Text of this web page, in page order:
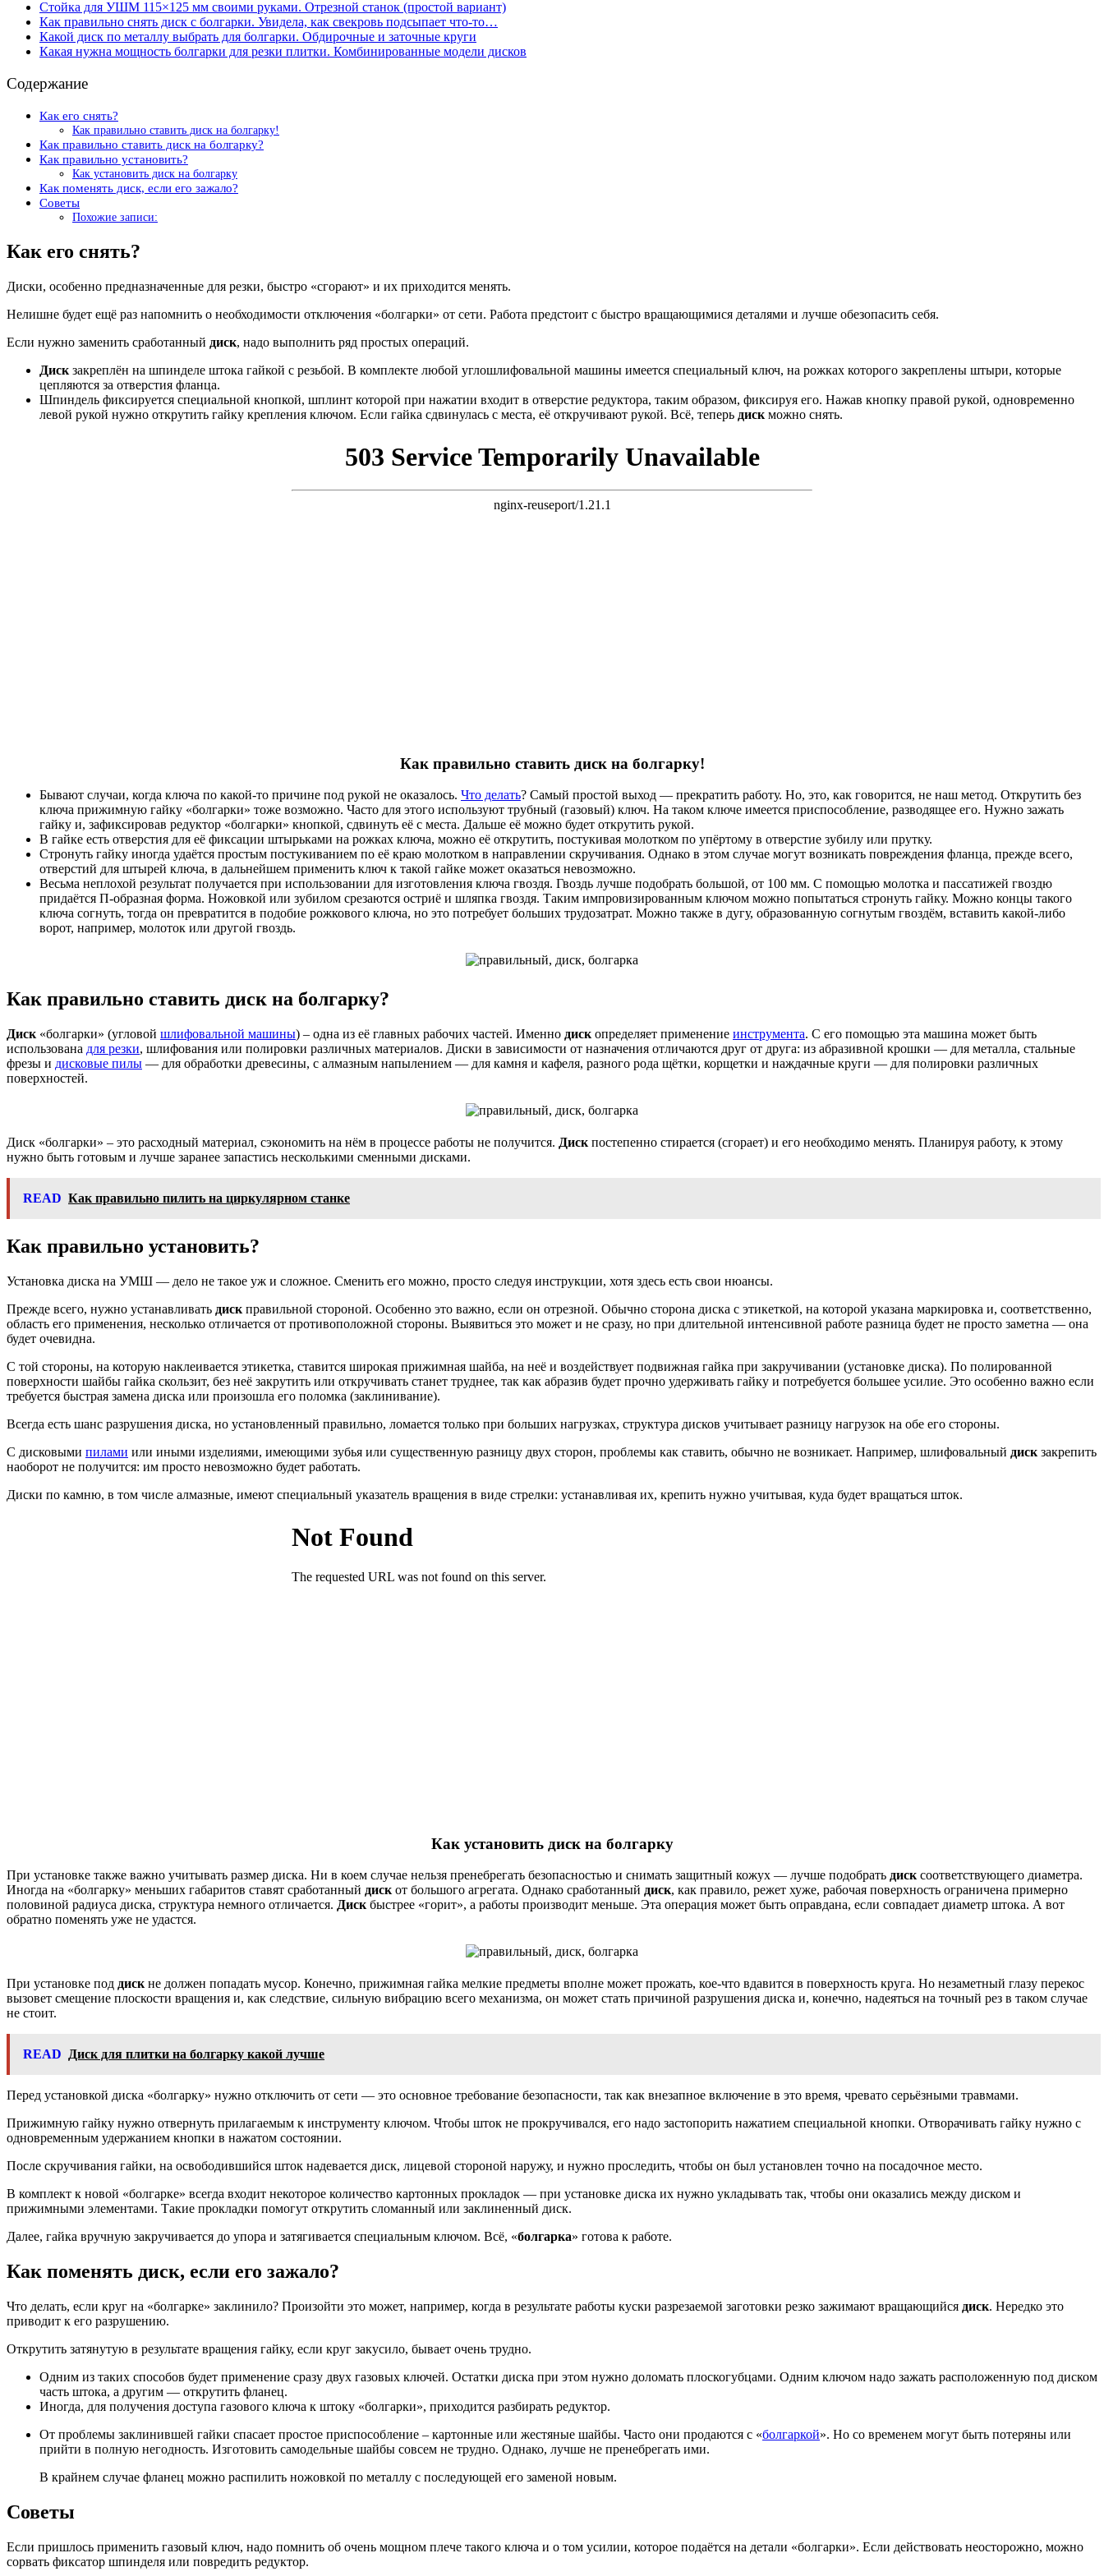
Стойка для УШМ 115×125 мм своими руками. Отрезной станок (простой вариант)
Как правильно снять диск с болгарки. Увидела, как свекровь подсыпает что-то…
Какой диск по металлу выбрать для болгарки. Обдирочные и заточные круги
Какая нужна мощность болгарки для резки плитки. Комбинированные модели дисков
Содержание
Как его снять?
Как правильно ставить диск на болгарку!
Как правильно ставить диск на болгарку?
Как правильно установить?
Как установить диск на болгарку
Как поменять диск, если его зажало?
Советы
Похожие записи:
Как его снять?
Диски, особенно предназначенные для резки, быстро «сгорают» и их приходится менять.
Нелишне будет ещё раз напомнить о необходимости отключения «болгарки» от сети. Работа предстоит с быстро вращающимися деталями и лучше обезопасить себя.
Если нужно заменить сработанный диск, надо выполнить ряд простых операций.
Диск закреплён на шпинделе штока гайкой с резьбой. В комплекте любой углошлифовальной машины имеется специальный ключ, на рожках которого закреплены штыри, которые
цепляются за отверстия фланца.
Шпиндель фиксируется специальной кнопкой, шплинт которой при нажатии входит в отверстие редуктора, таким образом, фиксируя его. Нажав кнопку правой рукой, одновременно
левой рукой нужно открутить гайку крепления ключом. Если гайка сдвинулась с места, её откручивают рукой. Всё, теперь диск можно снять.
Как правильно ставить дискна болгарку!
Бывают случаи, когда ключа по какой-то причине под рукой не оказалось. Что делать? Самый простой выход — прекратить работу. Но, это, как говорится, не наш метод. Открутить без
ключа прижимную гайку «болгарки» тоже возможно. Часто для этого используют трубный (газовый) ключ. На таком ключе имеется приспособление, разводящее его. Нужно зажать
гайку и, зафиксировав редуктор «болгарки» кнопкой, сдвинуть её с места. Дальше её можно будет открутить рукой.
В гайке есть отверстия для её фиксации штырьками на рожках ключа, можно её открутить, постукивая молотком по упёртому в отверстие зубилу или прутку.
Стронуть гайку иногда удаётся простым постукиванием по её краю молотком в направлении скручивания. Однако в этом случае могут возникать повреждения фланца, прежде всего,
отверстий для штырей ключа, в дальнейшем применить ключ к такой гайке может оказаться невозможно.
Весьма неплохой результат получается при использовании для изготовления ключа гвоздя. Гвоздь лучше подобрать большой, от 100 мм. С помощью молотка и пассатижей гвоздю
придаётся П-образная форма. Ножовкой или зубилом срезаются остриё и шляпка гвоздя. Таким импровизированным ключом можно попытаться стронуть гайку. Можно концы такого
ключа согнуть, тогда он превратится в подобие рожкового ключа, но это потребует больших трудозатрат. Можно также в дугу, образованную согнутым гвоздём, вставить какой-либо
ворот, например, молоток или другой гвоздь.
Как правильно ставить диск на болгарку?
Диск «болгарки» (угловой шлифовальной машины) – одна из её главных рабочих частей. Именно диск определяет применение инструмента. С его помощью эта машина может быть
использована для резки, шлифования или полировки различных материалов. Диски в зависимости от назначения отличаются друг от друга: из абразивной крошки — для металла, стальные
фрезы и дисковые пилы — для обработки древесины, с алмазным напылением — для камня и кафеля, разного рода щётки, корщетки и наждачные круги — для полировки различных
поверхностей.
Диск «болгарки» – это расходный материал, сэкономить на нём в процессе работы не получится. Диск постепенно стирается (сгорает) и его необходимо менять. Планируя работу, к этому
нужно быть готовым и лучше заранее запастись несколькими сменными дисками.
READ Как правильно пилить на циркулярном станке
Как правильно установить?
Установка диска на УМШ — дело не такое уж и сложное. Сменить его можно, просто следуя инструкции, хотя здесь есть свои нюансы.
Прежде всего, нужно устанавливать диск правильной стороной. Особенно это важно, если он отрезной. Обычно сторона диска с этикеткой, на которой указана маркировка и, соответственно,
область его применения, несколько отличается от противоположной стороны. Выявиться это может и не сразу, но при длительной интенсивной работе разница будет не просто заметна — она
будет очевидна.
С той стороны, на которую наклеивается этикетка, ставится широкая прижимная шайба, на неё и воздействует подвижная гайка при закручивании (установке диска). По полированной
поверхности шайбы гайка скользит, без неё закрутить или откручивать станет труднее, так как абразив будет прочно удерживать гайку и потребуется большее усилие. Это особенно важно если
требуется быстрая замена диска или произошла его поломка (заклинивание).
Всегда есть шанс разрушения диска, но установленный правильно, ломается только при больших нагрузках, структура дисков учитывает разницу нагрузок на обе его стороны.
С дисковыми пилами или иными изделиями, имеющими зубья или существенную разницу двух сторон, проблемы как ставить, обычно не возникает. Например, шлифовальный диск закрепить
наоборот не получится: им просто невозможно будет работать.
Диски по камню, в том числе алмазные, имеют специальный указатель вращения в виде стрелки: устанавливая их, крепить нужно учитывая, куда будет вращаться шток.
Как установить диск на болгарку
При установке также важно учитывать размер диска. Ни в коем случае нельзя пренебрегать безопасностью и снимать защитный кожух — лучше подобрать диск соответствующего диаметра.
Иногда на «болгарку» меньших габаритов ставят сработанный диск от большого агрегата. Однако сработанный диск, как правило, режет хуже, рабочая поверхность ограничена примерно
половиной радиуса диска, структура немного отличается. Диск быстрее «горит», а работы производит меньше. Эта операция может быть оправдана, если совпадает диаметр штока. А вот
обратно поменять уже не удастся.
При установке под диск не должен попадать мусор. Конечно, прижимная гайка мелкие предметы вполне может прожать, кое-что вдавится в поверхность круга. Но незаметный глазу перекос
вызовет смещение плоскости вращения и, как следствие, сильную вибрацию всего механизма, он может стать причиной разрушения диска и, конечно, надеяться на точный рез в таком случае
не стоит.
READ Диск для плитки на болгарку какой лучше
Перед установкой диска «болгарку» нужно отключить от сети — это основное требование безопасности, так как внезапное включение в это время, чревато серьёзными травмами.
Прижимную гайку нужно отвернуть прилагаемым к инструменту ключом. Чтобы шток не прокручивался, его надо застопорить нажатием специальной кнопки. Отворачивать гайку нужно с
одновременным удержанием кнопки в нажатом состоянии.
После скручивания гайки, на освободившийся шток надевается диск, лицевой стороной наружу, и нужно проследить, чтобы он был установлен точно на посадочное место.
В комплект к новой «болгарке» всегда входит некоторое количество картонных прокладок — при установке диска их нужно укладывать так, чтобы они оказались между диском и
прижимными элементами. Такие прокладки помогут открутить сломанный или заклиненный диск.
Далее, гайка вручную закручивается до упора и затягивается специальным ключом. Всё, «болгарка» готова к работе.
Как поменять диск, если его зажало?
Что делать, если круг на «болгарке» заклинило? Произойти это может, например, когда в результате работы куски разрезаемой заготовки резко зажимают вращающийся диск. Нередко это
приводит к его разрушению.
Открутить затянутую в результате вращения гайку, если круг закусило, бывает очень трудно.
Одним из таких способов будет применение сразу двух газовых ключей. Остатки диска при этом нужно доломать плоскогубцами. Одним ключом надо зажать расположенную под диском
часть штока, а другим — открутить фланец.
Иногда, для получения доступа газового ключа к штоку «болгарки», приходится разбирать редуктор.
От проблемы заклинившей гайки спасает простое приспособление – картонные или жестяные шайбы. Часто они продаются с «болгаркой». Но со временем могут быть потеряны или
прийти в полную негодность. Изготовить самодельные шайбы совсем не трудно. Однако, лучше не пренебрегать ими.
В крайнем случае фланец можно распилить ножовкой по металлу с последующей его заменой новым.
Советы
Если пришлось применить газовый ключ, надо помнить об очень мощном плече такого ключа и о том усилии, которое подаётся на детали «болгарки». Если действовать неосторожно, можно
сорвать фиксатор шпинделя или повредить редуктор.